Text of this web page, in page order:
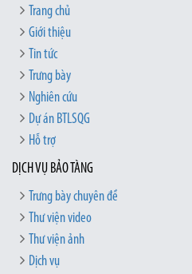
Trang chủ
Giới thiệu
Tin tức
Trưng bày
Nghiên cứu
Dự án BTLSQG
Hỗ trợ
DỊCH VỤ BẢO TÀNG
Trưng bày chuyên đề
Thư viện video
Thư viện ảnh
Dịch vụ